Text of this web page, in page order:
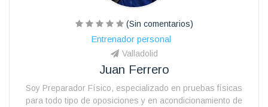
(Sin comentarios)
Entrenador personal
Valladolid
Juan Ferrero
Soy Preparador Físico, especializado en pruebas físicas
para todo tipo de oposiciones y en acondicionamiento de